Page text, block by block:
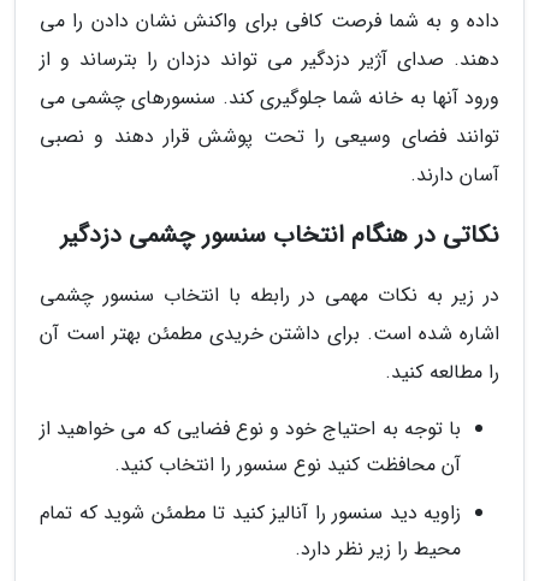
داده و به شما فرصت کافی برای واکنش نشان دادن را می
دهند. صدای آژیر دزدگیر می تواند دزدان را بترساند و از
ورود آنها به خانه شما جلوگیری کند. سنسورهای چشمی می
توانند فضای وسیعی را تحت پوشش قرار دهند و نصبی
آسان دارند.
نکاتی در هنگام انتخاب سنسور چشمی دزدگیر
در زیر به نکات مهمی در رابطه با انتخاب سنسور چشمی
اشاره شده است. برای داشتن خریدی مطمئن بهتر است آن
را مطالعه کنید.
با توجه به احتیاج خود و نوع فضایی که می خواهید از
آن محافظت کنید نوع سنسور را انتخاب کنید.
زاویه دید سنسور را آنالیز کنید تا مطمئن شوید که تمام
محیط را زیر نظر دارد.